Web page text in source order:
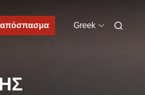
απόσπασμα Greek